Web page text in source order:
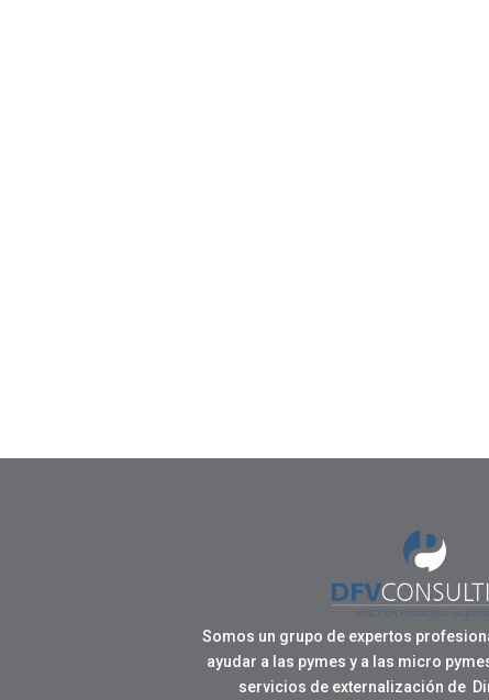
Somos un grupo de expertos
ayudar a las pymes y a las micro
servicios de externalización de